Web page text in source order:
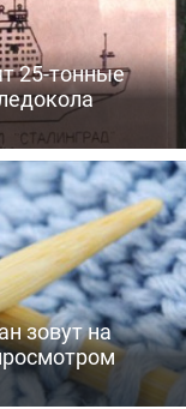
25-тонные
зовут на